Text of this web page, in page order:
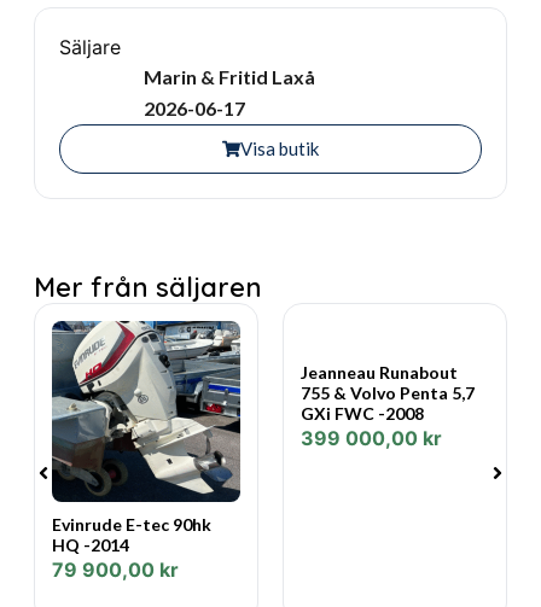
upp till 100.000 kr per person, utan kontantinsats.
Varmt välkomna önskar vi på Marin & Fritid.
Säljare
Marin & Fritid Laxå
2026-06-17
Visa butik
Mer från säljaren
Evinrude E-tec 90hk
HQ -2014
79 900,00 kr
Jeanneau Runabout
755 & Volvo Penta 5,7
GXi FWC -2008
399 000,00 kr